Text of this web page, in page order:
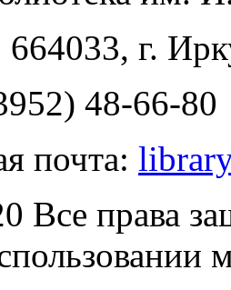
г.
48-66-80
почта:
Все права